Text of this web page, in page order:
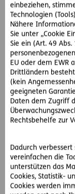
einbeziehen,
Technologien
Nähere
Sie unter „Cookie
Sie ein (Art. 49 Abs.
EU oder dem EWR
Drittländern
(kein
geeigneten
Daten dem Zugriff
Rechtsbehelfe zur
Dadurch verbessert
vereinfachen die
unterstützen das
Cookies, Statistik-
Cookies werden
Schmerzensgeld
Einer der rund
übernimmt den
vertritt den D.A.S.
Randalierer vor
Gericht Herrn H.
Summe beim
arbeitslos und
Zum Glück ist im
die 3.500 Euro.